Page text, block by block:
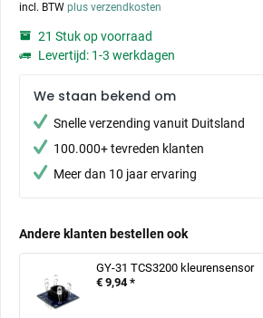
incl. BTW plus verzendkosten
21 Stuk op voorraad
Levertijd: 1-3 werkdagen
We staan bekend om
Snelle verzending vanuit Duitsland
100.000+ tevreden klanten
Meer dan 10 jaar ervaring
Andere klanten bestellen ook
GY-31 TCS3200 kleurensensor
€ 9,94 *